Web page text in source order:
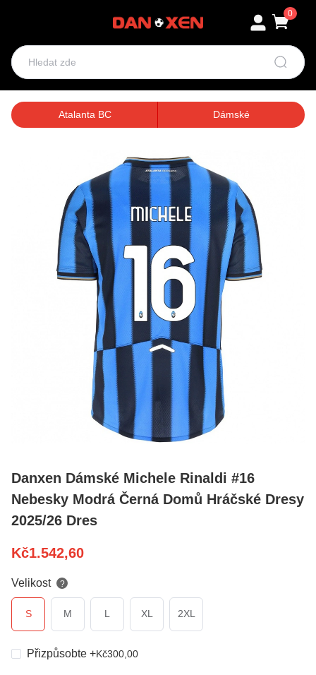
0
Atalanta BC Dámské
Danxen Dámské Michele Rinaldi #16
Nebesky Modrá Černá Domů Hráčské Dresy
2025/26 Dres
Kč1.542,60
Velikost ?
S M L XL 2XL
Přizpůsobte +Kč300,00